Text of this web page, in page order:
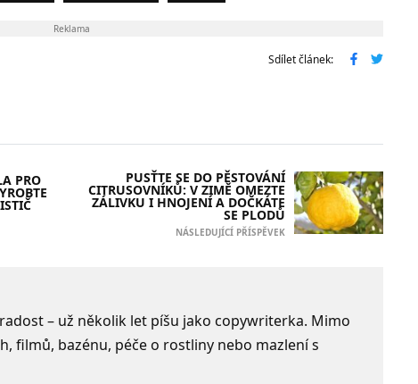
Reklama
Sdílet článek:
PRO PUSŤTE SE DO PĚSTOVÁNÍ
CITRUSOVNÍKŮ: V ZIMĚ OMEZTE
ZÁLIVKU I HNOJENÍ A DOČKÁTE
SE PLODŮ
NÁSLEDUJÍCÍ PŘÍSPĚVEK
– už několik let píšu jako copywriterka. Mimo
filmů, bazénu, péče o rostliny nebo mazlení s